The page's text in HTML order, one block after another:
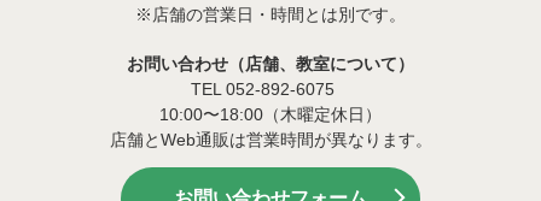
※店舗の営業日・時間とは別です。
お問い合わせ（店舗、教室について）
TEL 052-892-6075
10:00〜18:00（木曜定休日）
店舗とWeb通販は営業時間が異なります。